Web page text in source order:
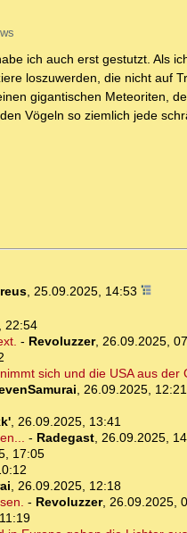
ich auch erst gestutzt. Als
loszuwerden, die nicht auf
gigantischen Meteoriten,
Vögeln so ziemlich jede
, 25.09.2025, 14:53
22:54
- Revoluzzer, 26.09.2025,
sich und die USA aus der
, 26.09.2025, 12:21
, 26.09.2025, 13:41
- Radegast, 26.09.2025,
17:05
, 26.09.2025, 12:18
- Revoluzzer, 26.09.2025,